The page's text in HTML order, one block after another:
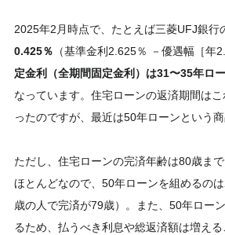
2025年2月時点で、たとえば三菱UFJ銀行
0.425％ （基準金利2.625％ －優遇幅［年
定金利（全期間固定金利）は31〜35年ロ
なっています。住宅ローンの返済期間は
ったのですが、最近は50年ローンという商
ただし、住宅ローンの完済年齢は80歳ま
ほとんどなので、50年ローンを組めるの
歳の人で完済が79歳）。また、50年ロー
るため、払うべき利息や総返済額は増える